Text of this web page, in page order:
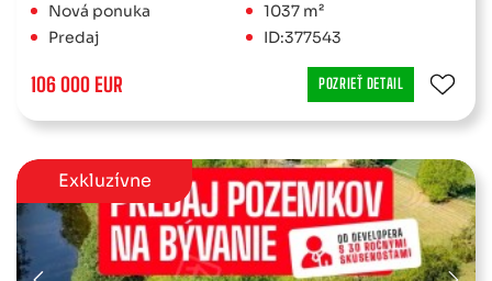
Nová ponuka
1037 m²
Predaj
ID:377543
106 000 EUR POZRIEŤ DETAIL
Exkluzívne